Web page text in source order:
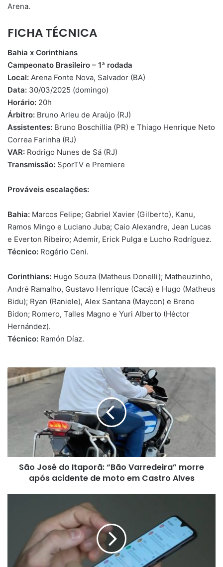
Arena.
FICHA TÉCNICA
Bahia x Corinthians
Campeonato Brasileiro – 1ª rodada
Local: Arena Fonte Nova, Salvador (BA)
Data: 30/03/2025 (domingo)
Horário: 20h
Árbitro: Bruno Arleu de Araújo (RJ)
Assistentes: Bruno Boschillia (PR) e Thiago Henrique Neto
Correa Farinha (RJ)
VAR: Rodrigo Nunes de Sá (RJ)
Transmissão: SporTV e Premiere
Prováveis escalações:
Bahia: Marcos Felipe; Gabriel Xavier (Gilberto), Kanu,
Ramos Mingo e Luciano Juba; Caio Alexandre, Jean Lucas
e Everton Ribeiro; Ademir, Erick Pulga e Lucho Rodríguez.
Técnico: Rogério Ceni.
Corinthians: Hugo Souza (Matheus Donelli); Matheuzinho,
André Ramalho, Gustavo Henrique (Cacá) e Hugo (Matheus
Bidu); Ryan (Raniele), Alex Santana (Maycon) e Breno
Bidon; Romero, Talles Magno e Yuri Alberto (Héctor
Hernández).
Técnico: Ramón Díaz.
São
José
acidente
São José do Itaporã: “Bão Varredeira” morre
após acidente de moto em Castro Alves
mensagem
celular
roubado